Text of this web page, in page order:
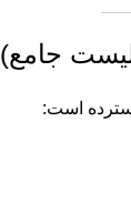
جامع)
است: